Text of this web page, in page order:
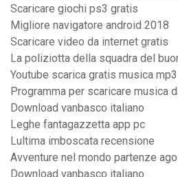
Scaricare giochi ps3 gratis
Migliore navigatore android 2018
Scaricare video da internet gratis
La poliziotta della squadra del
Youtube scarica gratis musica mp3
Programma per scaricare musica
Download vanbasco italiano
Leghe fantagazzetta app pc
Lultima imboscata recensione
Avventure nel mondo partenze
Download vanbasco italiano